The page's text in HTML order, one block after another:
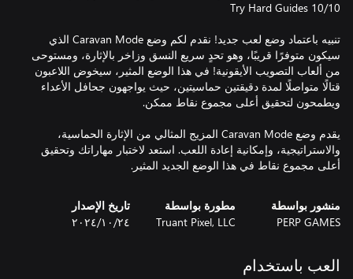
تنبيه باعتماد وضع لعب جديد! نقدم لكم وضع Caravan Mode الذي
سيكون متوفرًا قريبًا، وهو تحدٍ سريع النسق وزاخر بالإثارة، ومستوحى
من ألعاب التصويب الأيقونية! في هذا الوضع المثير، سيخوض اللاعبون
قتالًا متواصلًا لمدة دقيقتين حماسيتين، حيث يواجهون جحافل الأعداء
يقدم وضع Caravan Mode المزيج المثالي من الإثارة الحماسية،
والاستراتيجية، وإمكانية إعادة اللعب. استعد لاختبار مهاراتك وتحقيق
أعلى مجموع نقاط في هذا الوضع الجديد المثير.
منشور بواسطة
PERP GAMES
مطورة بواسطة
Truant Pixel, LLC
تاريخ الإصدار
٢٤‏/١٠‏/٢٠٢٤
العب باستخدام